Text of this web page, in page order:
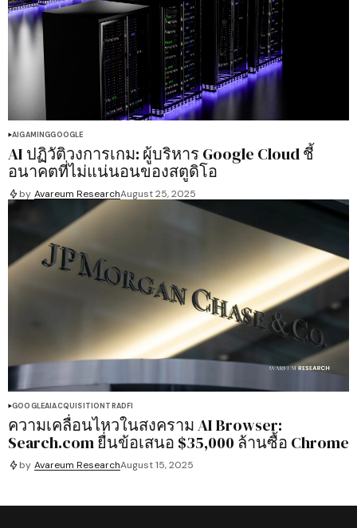
AIGAMINGGOOGLE
AI ปฏิวัติวงการเกม: ผู้บริหาร Google Cloud ชี้
อนาคตที่ไม่แน่นอนของสตูดิโอ
by Avareum ResearchAugust 25, 2025
GOOGLEAIACQUISITIONTRADFI
ความเคลื่อนไหวในสงคราม AI Browser:
Search.com ยื่นข้อเสนอ $35,000 ล้านซื้อ Chrome
by Avareum ResearchAugust 15, 2025